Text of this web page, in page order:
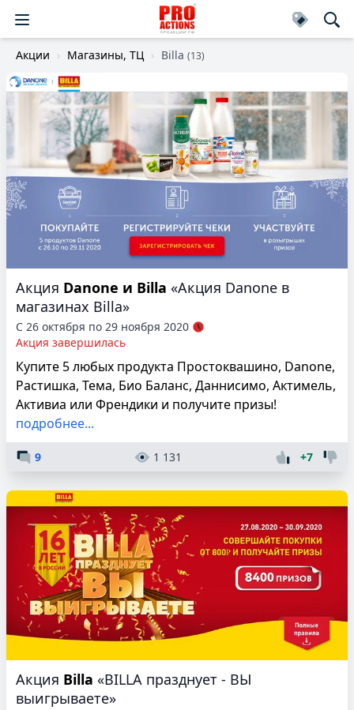
Акции Магазины, ТЦ Billa (13)
Акция Danone и Billa «Акция Danone в
магазинах Billa»
С 26 октября по 29 ноября 2020
Акция завершилась
Купите 5 любых продукта Простоквашино, Danone,
Растишка, Тема, Био Баланс, Даннисимо, Актимель,
Активиа или Френдики и получите призы!
подробнее...
9 1 131 +7
Акция Billa «BILLA празднует - ВЫ
выигрываете»